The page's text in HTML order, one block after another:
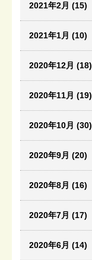
2021年2月 (15)
2021年1月 (10)
2020年12月 (18)
2020年11月 (19)
2020年10月 (30)
2020年9月 (20)
2020年8月 (16)
2020年7月 (17)
2020年6月 (14)